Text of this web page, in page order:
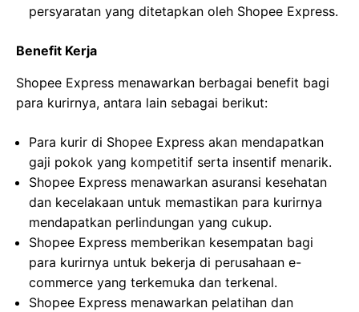
persyaratan yang ditetapkan oleh Shopee Express.
Benefit Kerja
Shopee Express menawarkan berbagai benefit bagi
para kurirnya, antara lain sebagai berikut:
Para kurir di Shopee Express akan mendapatkan
gaji pokok yang kompetitif serta insentif menarik.
Shopee Express menawarkan asuransi kesehatan
dan kecelakaan untuk memastikan para kurirnya
mendapatkan perlindungan yang cukup.
Shopee Express memberikan kesempatan bagi
para kurirnya untuk bekerja di perusahaan e-
commerce yang terkemuka dan terkenal.
Shopee Express menawarkan pelatihan dan